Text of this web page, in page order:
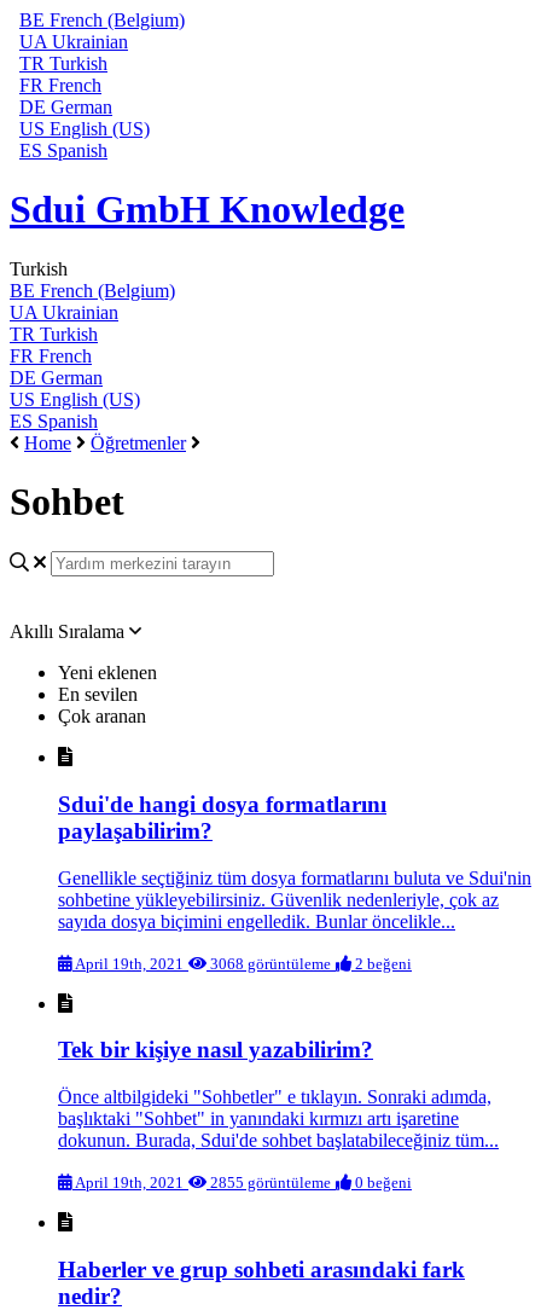
BE French (Belgium)
UA Ukrainian
TR Turkish
FR French
DE German
US English (US)
ES Spanish
Sdui GmbH Knowledge
Turkish
BE French (Belgium)
UA Ukrainian
TR Turkish
FR French
DE German
US English (US)
ES Spanish
Home
Öğretmenler
Sohbet
Akıllı Sıralama
Yeni eklenen
En sevilen
Çok aranan
Sdui'de hangi dosya formatlarını
paylaşabilirim?
Genellikle seçtiğiniz tüm dosya formatlarını buluta ve Sdui'nin
sohbetine yükleyebilirsiniz. Güvenlik nedenleriyle, çok az
sayıda dosya biçimini engelledik. Bunlar öncelikle...
April 19th, 2021 3068 görüntüleme 2 beğeni
Tek bir kişiye nasıl yazabilirim?
Önce altbilgideki "Sohbetler" e tıklayın. Sonraki adımda,
başlıktaki "Sohbet" in yanındaki kırmızı artı işaretine
dokunun. Burada, Sdui'de sohbet başlatabileceğiniz tüm...
April 19th, 2021 2855 görüntüleme 0 beğeni
Haberler ve grup sohbeti arasındaki fark
nedir?